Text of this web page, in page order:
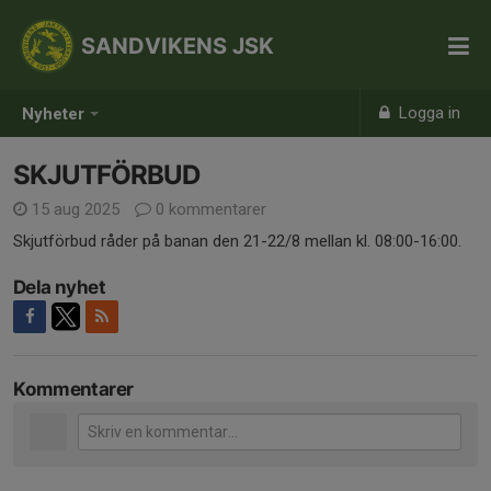
Nyheter Logga in
SANDVIKENS JSK
SKJUTFÖRBUD
15 aug 2025
0 kommentarer
Skjutförbud råder på banan den 21-22/8 mellan kl. 08:00-16:00.
Dela nyhet
Kommentarer